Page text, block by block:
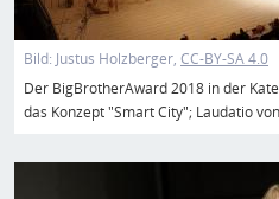
Bild: Justus Holzberger CC-BY-SA 4.0
Der BigBrotherAward 2018 in der
das Konzept "Smart City"; Laudatio
Bild